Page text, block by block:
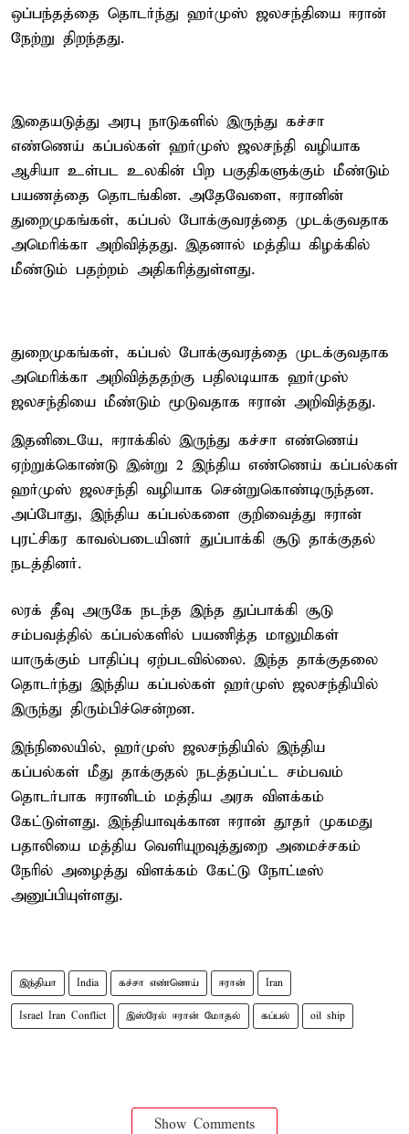
ஒப்பந்தத்தை தொடர்ந்து ஹர்முஸ் ஜலசந்தியை ஈரான்
நேற்று திறந்தது.
இதையடுத்து அரபு நாடுகளில் இருந்து கச்சா
எண்ணெய் கப்பல்கள் ஹர்முஸ் ஜலசந்தி வழியாக
ஆசியா உள்பட உலகின் பிற பகுதிகளுக்கும் மீண்டும்
பயணத்தை தொடங்கின. அதேவேளை, ஈரானின்
துறைமுகங்கள், கப்பல் போக்குவரத்தை முடக்குவதாக
அமெரிக்கா அறிவித்தது. இதனால் மத்திய கிழக்கில்
மீண்டும் பதற்றம் அதிகரித்துள்ளது.
துறைமுகங்கள், கப்பல் போக்குவரத்தை முடக்குவதாக
அமெரிக்கா அறிவித்ததற்கு பதிலடியாக ஹர்முஸ்
ஜலசந்தியை மீண்டும் மூடுவதாக ஈரான் அறிவித்தது.
இதனிடையே, ஈராக்கில் இருந்து கச்சா எண்ணெய்
ஏற்றுக்கொண்டு இன்று 2 இந்திய எண்ணெய் கப்பல்கள்
ஹர்முஸ் ஜலசந்தி வழியாக சென்றுகொண்டிருந்தன.
அப்போது, இந்திய கப்பல்களை குறிவைத்து ஈரான்
புரட்சிகர காவல்படையினர் துப்பாக்கி சூடு தாக்குதல்
நடத்தினர்.
லரக் தீவு அருகே நடந்த இந்த துப்பாக்கி சூடு
சம்பவத்தில் கப்பல்களில் பயணித்த மாலுமிகள்
யாருக்கும் பாதிப்பு ஏற்படவில்லை. இந்த தாக்குதலை
தொடர்ந்து இந்திய கப்பல்கள் ஹர்முஸ் ஜலசந்தியில்
இருந்து திரும்பிச்சென்றன.
இந்நிலையில், ஹர்முஸ் ஜலசந்தியில் இந்திய
கப்பல்கள் மீது தாக்குதல் நடத்தப்பட்ட சம்பவம்
தொடர்பாக ஈரானிடம் மத்திய அரசு விளக்கம்
கேட்டுள்ளது. இந்தியாவுக்கான ஈரான் தூதர் முகமது
பதாலியை மத்திய வெளியுறவுத்துறை அமைச்சகம்
நேரில் அழைத்து விளக்கம் கேட்டு நோட்டீஸ்
அனுப்பியுள்ளது.
இந்தியா India கச்சா எண்ணெய் ஈரான் Iran
Israel Iran Conflict இஸ்ரேல் ஈரான் மோதல் கப்பல் oil ship
Show Comments